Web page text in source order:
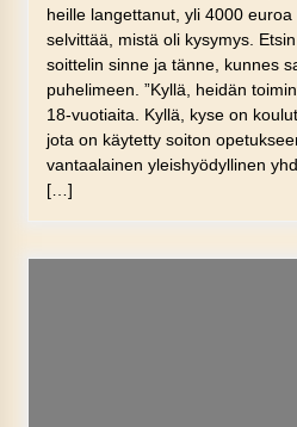
heille langettanut, yli 4000
selvittää, mistä oli kysymys.
soittelin sinne ja tänne, kunnes
puhelimeen. ”Kyllä, heidän
18-vuotiaita. Kyllä, kyse on
jota on käytetty soiton
vantaalainen yleishyödyllinen
[…]